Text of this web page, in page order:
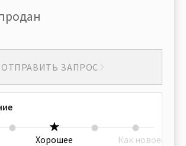
ОТПРАВИТЬ ЗАПРОС
Хорошее Как новое